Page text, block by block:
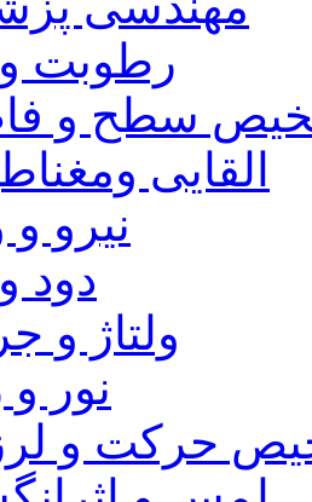
رطوبت و
سطح و
القایی
نیرو
دود
ولتاژ و
نور
حرکت و